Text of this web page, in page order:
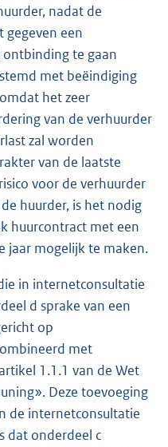
nadat de
een
te gaan
met beëindiging
het zeer
van de verhuurder
zal worden
van de laatste
voor de verhuurder
huurder, is het nodig
huurcontract met een
jaar mogelijk te maken.
in internetconsultatie
d sprake van een
op
met
1.1.1 van de Wet
Deze toevoeging
de internetconsultatie
dat onderdeel c